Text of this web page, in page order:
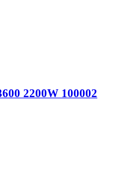
2200W 100002